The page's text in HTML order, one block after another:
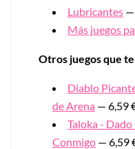
Lubricantes —
Más juegos
Otros juegos que
Diablo
de Arena — 6,59
Taloka -
Conmigo — 6,59